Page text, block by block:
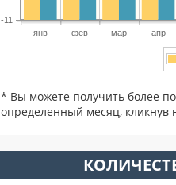
янв фев мар апр
-11
* Вы можете получить более
определенный месяц, кликнув